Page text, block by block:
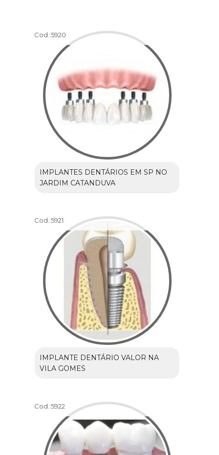
Cod.:5920
IMPLANTES DENTÁRIOS EM SP NO
JARDIM CATANDUVA
Cod.:5921
IMPLANTE DENTÁRIO VALOR NA
VILA GOMES
Cod.:5922